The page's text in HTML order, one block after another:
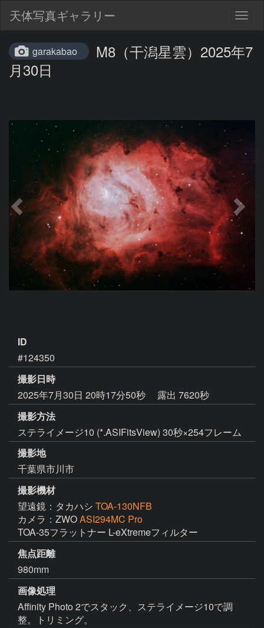
天体写真ギャラリー
garakabao
M8（干潟星雲）2025年7
月30日
ID
#124350
撮影日時
2025年7月30日 20時17分50秒
露出 7620秒
撮影方法
ステライメージ10 (*.ASIFitsView) 30秒×254フレーム
撮影地
千葉県市川市
撮影機材
望遠鏡：タカハシ TOA-130NFB
カメラ：ZWOASI294MC Pro
TOA-35フラットナー L-eXtremeフィルター
焦点距離
980mm
画像処理
Affinity Photo 2でスタック、ステライメージ10で調
整。トリミング。